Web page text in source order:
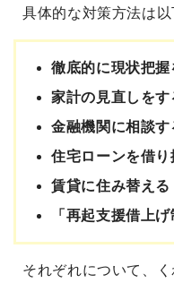
具体的な対策方法は以
徹底的に現状把握
家計の見直しをす
金融機関に相談す
住宅ローンを借り
賃貸に住み替える
「再起支援借上
それぞれについて、く